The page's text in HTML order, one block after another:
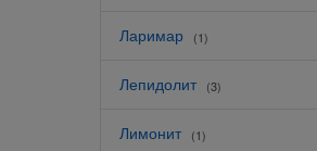
Ларимар (1)
Лепидолит (3)
Лимонит (1)